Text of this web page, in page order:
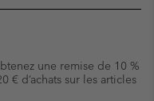
une remise de 10 %
€ d’achats sur les articles